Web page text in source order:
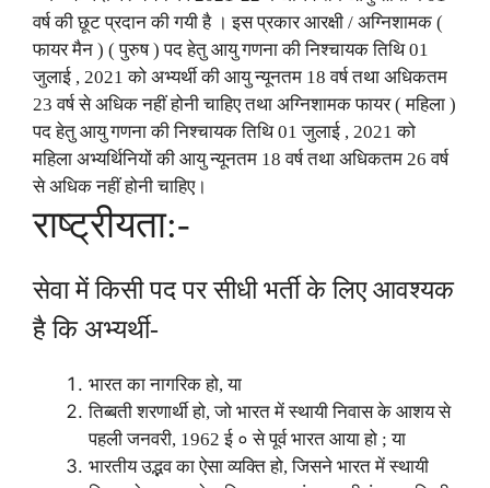
वर्ष की छूट प्रदान की गयी है । इस प्रकार आरक्षी / अग्निशामक (
फायर मैन ) ( पुरुष ) पद हेतु आयु गणना की निश्चायक तिथि 01
जुलाई , 2021 को अभ्यर्थी की आयु न्यूनतम 18 वर्ष तथा अधिकतम
23 वर्ष से अधिक नहीं होनी चाहिए तथा अग्निशामक फायर ( महिला )
पद हेतु आयु गणना की निश्चायक तिथि 01 जुलाई , 2021 को
महिला अभ्यर्थिनियों की आयु न्यूनतम 18 वर्ष तथा अधिकतम 26 वर्ष
से अधिक नहीं होनी चाहिए।
राष्ट्रीयता:-
सेवा में किसी पद पर सीधी भर्ती के लिए आवश्यक
है कि अभ्यर्थी-
भारत का नागरिक हो, या
तिब्बती शरणार्थी हो, जो भारत में स्थायी निवास के आशय से
पहली जनवरी, 1962 ई ० से पूर्व भारत आया हो ; या
भारतीय उद्भव का ऐसा व्यक्ति हो, जिसने भारत में स्थायी